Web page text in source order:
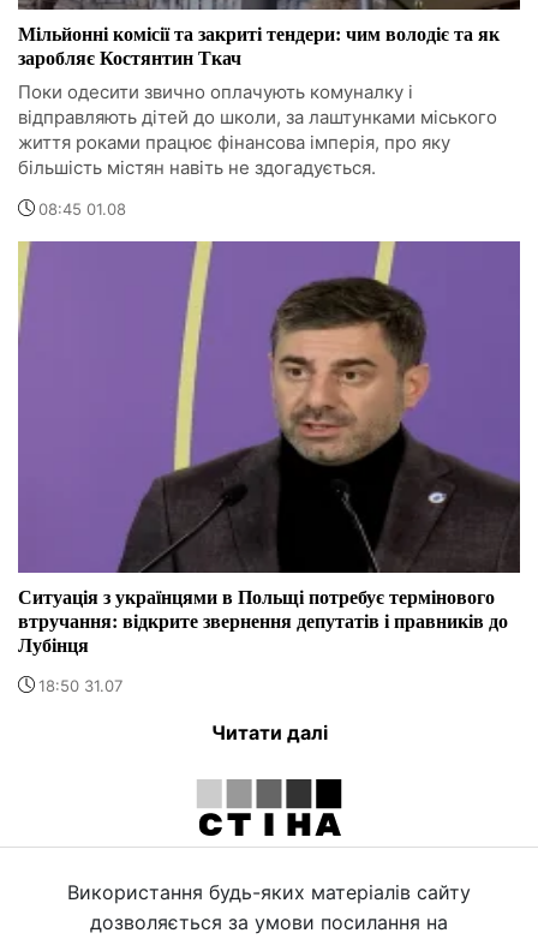
Мільйонні комісії та закриті тендери: чим володіє та як
заробляє Костянтин Ткач
Поки одесити звично оплачують комуналку і
відправляють дітей до школи, за лаштунками міського
життя роками працює фінансова імперія, про яку
більшість містян навіть не здогадується.
08:45 01.08
Ситуація з українцями в Польщі потребує термінового
втручання: відкрите звернення депутатів і правників до
Лубінця
18:50 31.07
Читати далі
Використання будь-яких матеріалів сайту
дозволяється за умови посилання на